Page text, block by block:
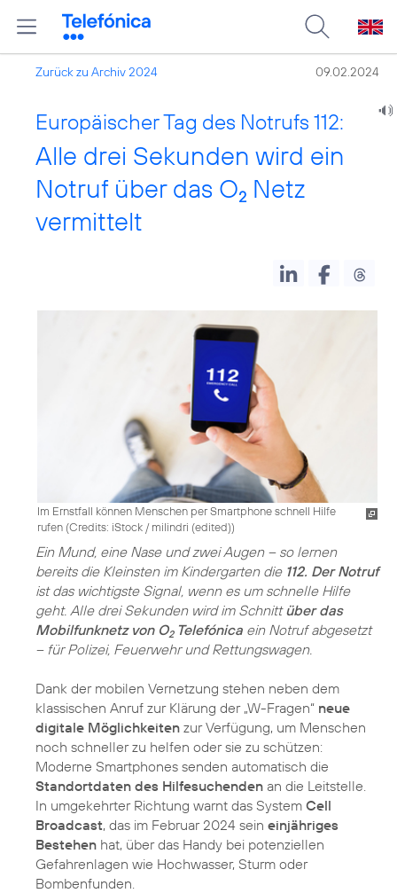
Zurück zu Archiv 2024 09.02.2024
Europäischer Tag des Notrufs 112:
Alle drei Sekunden wird ein
Notruf über das O2 Netz
vermittelt
Im Ernstfall können Menschen per Smartphone schnell Hilfe
rufen (Credits: iStock / milindri (edited))
Ein Mund, eine Nase und zwei Augen – so lernen
bereits die Kleinsten im Kindergarten die 112. Der Notruf
ist das wichtigste Signal, wenn es um schnelle Hilfe
geht. Alle drei Sekunden wird im Schnittüber das
Mobilfunknetz von O2Telefónica ein Notruf abgesetzt
– für Polizei, Feuerwehr und Rettungswagen.
Dank der mobilen Vernetzung stehen neben dem
klassischen Anruf zur Klärung der „W-Fragen“ neue
digitale Möglichkeiten zur Verfügung, um Menschen
noch schneller zu helfen oder sie zu schützen:
Moderne Smartphones senden automatisch die
Standortdaten des Hilfesuchenden an die Leitstelle.
In umgekehrter Richtung warnt das System Cell
Broadcast, das im Februar 2024 sein einjähriges
Bestehen hat, über das Handy bei potenziellen
Gefahrenlagen wie Hochwasser, Sturm oder
Bombenfunden.